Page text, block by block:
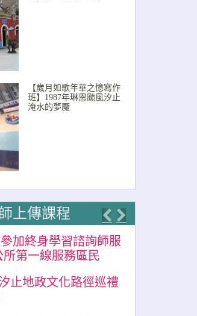
【歲月如歌年華之憶寫作
班】1987年琳恩颱風汐止
淹水的夢魘
上傳課程
Previous
Next
加終身學習諮詢師服
第一線服務區民
止地政文化路徑巡禮